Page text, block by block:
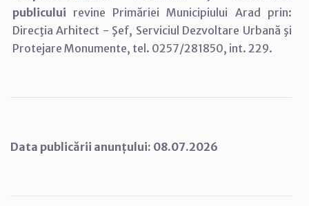
publicului revine Primăriei Municipiului Arad prin:
Direcţia Arhitect - Şef, Serviciul Dezvoltare Urbană şi
Protejare Monumente, tel. 0257/281850, int. 229.
Data publicării anunțului: 08.07.2026